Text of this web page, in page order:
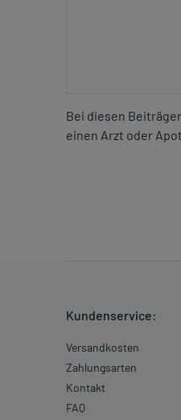
Bei diesen
einen Arzt oder
Kundenservice:
Versandkosten
Zahlungsarten
Kontakt
FAQ